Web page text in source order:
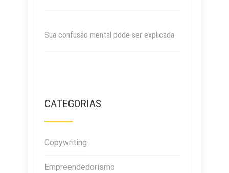
Sua confusão mental pode ser explicada
CATEGORIAS
Copywriting
Empreendedorismo